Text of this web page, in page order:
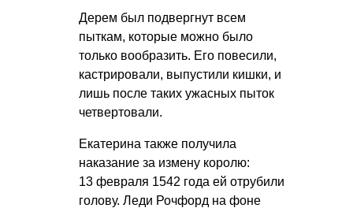
Дерем был подвергнут всем
пыткам, которые можно было
только вообразить. Его повесили,
кастрировали, выпустили кишки, и
лишь после таких ужасных пыток
четвертовали.
Екатерина также получила
наказание за измену королю:
13 февраля 1542 года ей отрубили
голову. Леди Рочфорд на фоне